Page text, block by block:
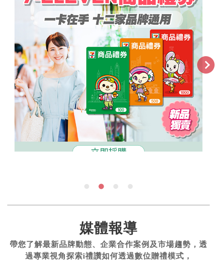
媒體報導
帶您了解最新品牌動態、企業合作案例及市場趨勢，透
過專業視角探索i禮讚如何透過數位贈禮模式，